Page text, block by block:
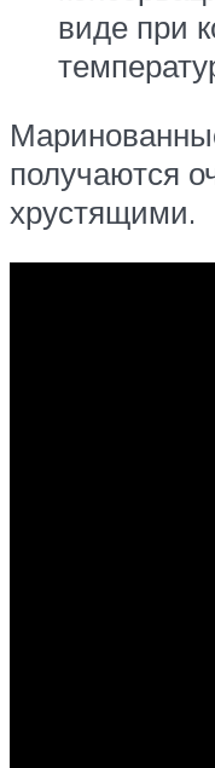
виде при
получаются
хрустящими.